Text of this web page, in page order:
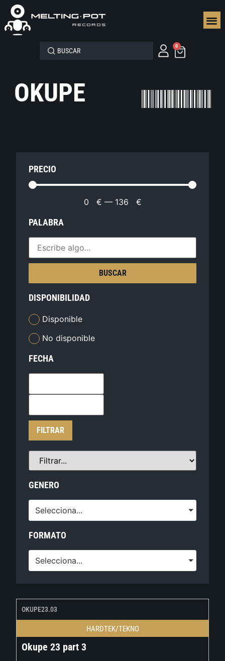
0
OKUPE
PRECIO
0 € — 136 €
PALABRA
BUSCAR
DISPONIBILIDAD
Disponible
No disponible
FECHA
FILTRAR
GENERO
Selecciona...
FORMATO
Selecciona...
OKUPE23.03
HARDTEK/TEKNO
Okupe 23 part 3